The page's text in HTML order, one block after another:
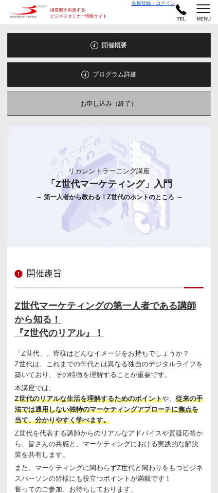
経営脳を刺激する
ビジネスセミナー情報サイト
TEL
会員登録・ログイン
MENU
開催概要
プログラム詳細
お申し込み（終了）
リカレントラーニング講座
「Z世代マーケティング」入門
～ 第一人者から教わる！Z世代のホントのところ ～
開催趣旨
Z世代マーケティングの第一人者である講師
から知る！
『Z世代のリアル』！
「Z世代」。皆様はどんなイメージをお持ちでしょうか？
Z世代は、これまでの年代とは異なる独自のデジタルライフを
築いており、その特徴を理解することが重要です。
本講座では、
Z世代のリアルな生活を理解するためのポイントや、 従来の手
法では通用しない独特のマーケティングアプローチに焦点を
当て、分かりやすく学べます。
Z世代を代表する講師からのリアルなアドバイスや質疑応答か
ら、皆さんの共感と、マーケティングにおける実践的な解決
策を共有します。
また、マーケティングに関わらずZ世代と関わりをもつビジネ
スパーソンの皆様にも役立つポイントが満載です！
奮ってのご参加、お待ちしております。